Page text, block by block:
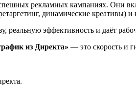
рекламных кампаниях. Они
динамические креативы) и
реальную эффективность и даёт
из Директа» — это скорость и